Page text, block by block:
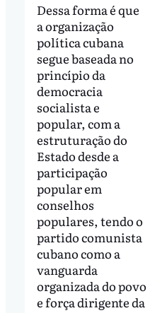
Dessa forma é que
a organização
política cubana
segue baseada no
princípio da
democracia
socialista e
popular, com a
estruturação do
Estado desde a
participação
popular em
conselhos
populares, tendo o
partido comunista
cubano como a
vanguarda
organizada do povo
e força dirigente da